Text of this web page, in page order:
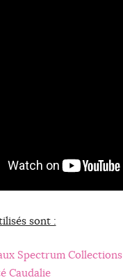
sont :
Spectrum Collections
Caudalie